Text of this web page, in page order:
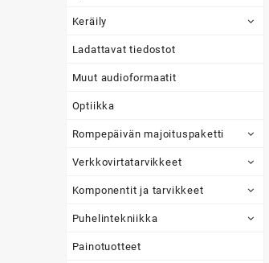
Keräily
Ladattavat tiedostot
Muut audioformaatit
Optiikka
Rompepäivän majoituspaketti
Verkkovirtatarvikkeet
Komponentit ja tarvikkeet
Puhelintekniikka
Painotuotteet